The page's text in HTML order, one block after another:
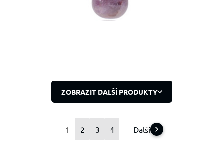
ZOBRAZIT DALŠÍ PRODUKTY
1 2 3 4 Další